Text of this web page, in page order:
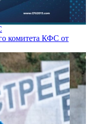
комитета КФС от